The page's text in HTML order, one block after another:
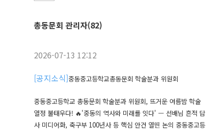
총동문회 관리자(82)
2026-07-13 12:12
[공지소식]중동중고등학교총동문회 학술분과 위원회
중동중고등학교 총동문회 학술분과 위원회, 뜨거운 여름밤 학술
열정 불태우다! 🔥'중동의 역사와 미래를 잇다' — 선배님 흔적 답
사 미디어화, 축구부 100년사 등 핵심 안건 열띤 논의 중동중고등